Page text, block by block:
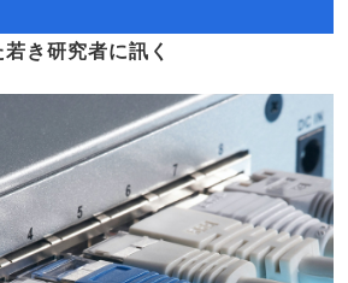
き研究者に訊く